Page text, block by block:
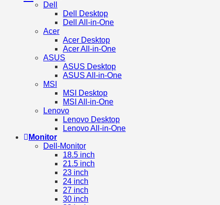
Dell
Dell Desktop
Dell All-in-One
Acer
Acer Desktop
Acer All-in-One
ASUS
ASUS Desktop
ASUS All-in-One
MSI
MSI Desktop
MSI All-in-One
Lenovo
Lenovo Desktop
Lenovo All-in-One
Monitor
Dell-Monitor
18.5 inch
21.5 inch
23 inch
24 inch
27 inch
30 inch